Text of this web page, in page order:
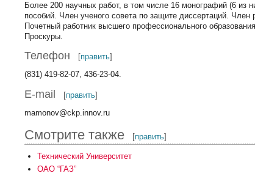
Более 200 научных работ, в том числе 16 монографий (6 из
пособий. Член ученого совета по защите диссертаций. Член
Почетный работник высшего профессионального
Проскуры.
Телефон [править]
(831) 419-82-07, 436-23-04.
E-mail [править]
mamonov@ckp.innov.ru
Смотрите также [править]
Технический Университет
ОАО “ГАЗ”